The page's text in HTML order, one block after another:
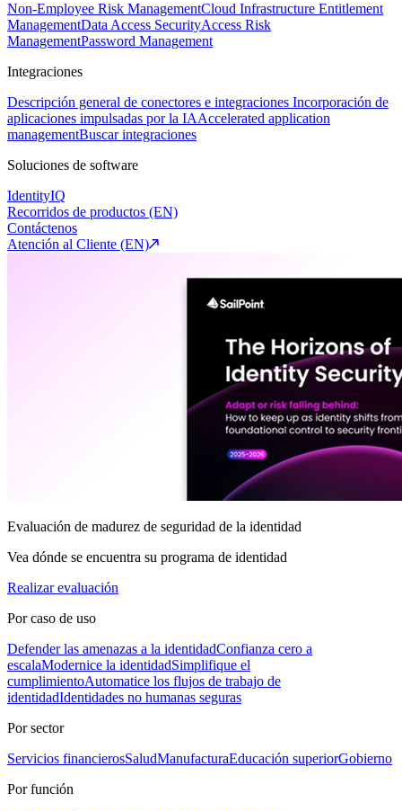
Non-Employee Risk ManagementCloud Infrastructure Entitlement
ManagementData Access SecurityAccess Risk
ManagementPassword Management
Integraciones
Descripción general de conectores e integraciones Incorporación de
aplicaciones impulsadas por la IAAccelerated application
managementBuscar integraciones
Soluciones de software
IdentityIQ
Recorridos de productos (EN)
Contáctenos
Atención al Cliente (EN)
Evaluación de madurez de seguridad de la identidad
Vea dónde se encuentra su programa de identidad
Realizar evaluación
Por caso de uso
Defender las amenazas a la identidadConfianza cero a
escalaModernice la identidadSimplifique el
cumplimientoAutomatice los flujos de trabajo de
identidadIdentidades no humanas seguras
Por sector
Servicios financierosSaludManufacturaEducación superiorGobierno
Por función